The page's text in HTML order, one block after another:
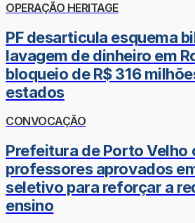
OPERAÇÃO HERITAGE
PF desarticula esquema
lavagem de dinheiro em
bloqueio de R$ 316
estados
CONVOCAÇÃO
Prefeitura de Porto Velho
professores aprovados
seletivo para reforçar a
ensino